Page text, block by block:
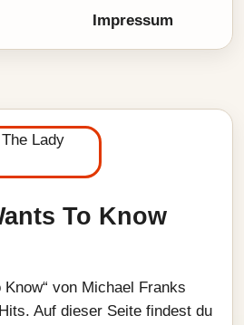
Impressum
To Know
Know“ von Michael Franks
Auf dieser Seite findest du